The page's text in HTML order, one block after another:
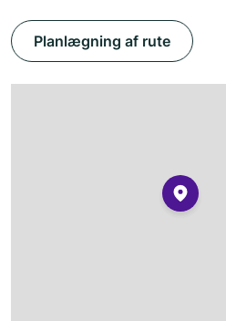
Planlægning af rute